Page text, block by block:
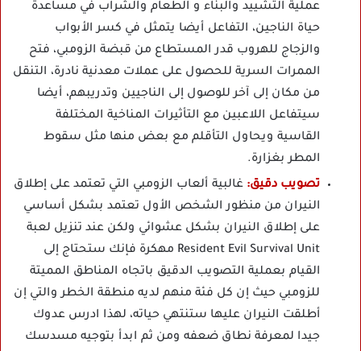
عملية التشييد والبناء و الطعام والشراب في مساعدة
حياة الناجين، التفاعل أيضا يتمثل في كسر الأبواب
والزجاج للهروب قدر المستطاع من قبضة الزومبي، فتح
الممرات السرية للحصول على عملات معدنية نادرة، التنقل
من مكان إلى آخر للوصول إلى الناجيين وتدريبهم، أيضا
سيتفاعل اللاعبين مع التأثيرات المناخية المختلفة
القاسية ويحاول التأقلم مع بعض منها مثل سقوط
المطر بغزارة.
تصويب دقيق: غالبية ألعاب الزومبي التي تعتمد على إطلاق
النيران من منظور الشخص الأول تعتمد بشكل أساسي
على إطلاق النيران بشكل عشوائي ولكن عند تنزيل لعبة
Resident Evil Survival Unit مهكرة فإنك ستحتاج إلى
القيام بعملية التصويب الدقيق باتجاه المناطق المميتة
للزومبي حيث إن كل فئة منهم لديه منطقة الخطر والتي إن
أطلقت النيران عليها ستنتهي حياته، لهذا ادرس عدوك
جيدا لمعرفة نطاق ضعفه ومن ثم ابدأ بتوجيه مسدسك